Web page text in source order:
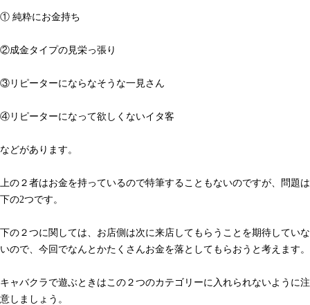
① 純粋にお金持ち
②成金タイプの見栄っ張り
③リピーターにならなそうな一見さん
④リピーターになって欲しくないイタ客
などがあります。
上の２者はお金を持っているので特筆することもないのですが、問題は
下の2つです。
下の２つに関しては、お店側は次に来店してもらうことを期待していな
いので、今回でなんとかたくさんお金を落としてもらおうと考えます。
キャバクラで遊ぶときはこの２つのカテゴリーに入れられないように注
意しましょう。